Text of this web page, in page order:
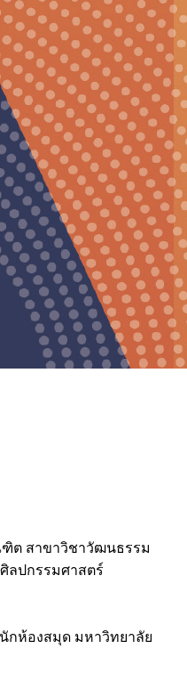
ต สาขาวิชาวัฒนธรรม
ลปกรรมศาสตร์
กห้องสมุด มหาวิทยาลัย